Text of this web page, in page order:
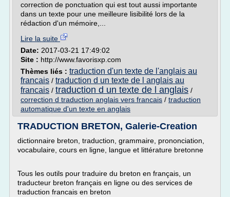
correction de ponctuation qui est tout aussi importante
dans un texte pour une meilleure lisibilité lors de la
rédaction d'un mémoire,...
Lire la suite
Date: 2017-03-21 17:49:02
Site : http://www.favorisxp.com
Thèmes liés : traduction d'un texte de l'anglais au
francais / traduction d un texte de l anglais au
francais / traduction d un texte de l anglais /
correction d traduction anglais vers francais / traduction
automatique d'un texte en anglais
TRADUCTION BRETON, Galerie-Creation
dictionnaire breton, traduction, grammaire, prononciation,
vocabulaire, cours en ligne, langue et littérature bretonne
Tous les outils pour traduire du breton en français, un
traducteur breton français en ligne ou des services de
traduction francais en breton